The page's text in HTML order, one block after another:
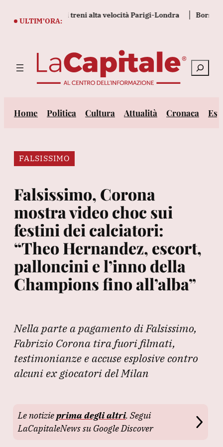
ULTIM’ORA:
per 19 nuovi treni alta velocità Parigi-Londra Borsa:
Cerca
Home Politica Cultura Attualità Cronaca
FALSISSIMO
Falsissimo, Corona
mostra video choc sui
festini dei calciatori:
“Theo Hernandez, escort,
palloncini e l’inno della
Champions fino all’alba”
Nella parte a pagamento di Falsissimo,
Fabrizio Corona tira fuori filmati,
testimonianze e accuse esplosive contro
alcuni ex giocatori del Milan
Le notizieprima degli altri. Segui
LaCapitaleNews su Google Discover